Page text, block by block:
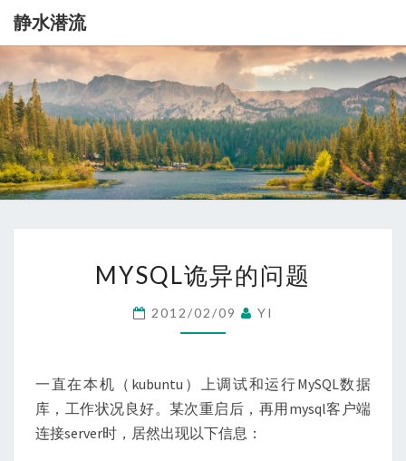
静水潜流
静
水
潜
记
录
一
点
生
活
诡
的
题
MYSQL诡异的问题
2012/02/09 YI
一直在本机（kubuntu）上调试和运行MySQL数据
库，工作状况良好。某次重启后，再用mysql客户端
连接server时，居然出现以下信息：